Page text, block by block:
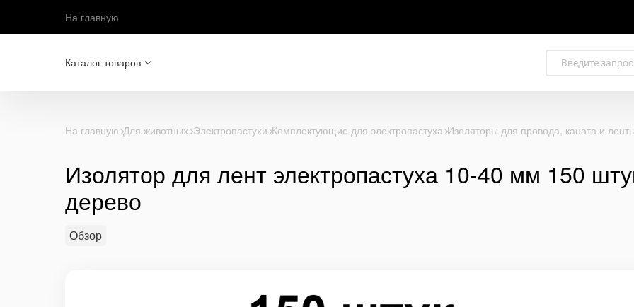
На главную
Каталог товаров
На главную Для животных Электропастухи Комплектующие для электропастуха Изоляторы для провода, каната и
Изолятор для лент электропастуха 10-40 мм 150
дерево
Обзор